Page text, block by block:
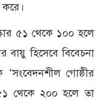
৫১ থেকে ১০০ হলে
বায়ু হিসেবে বিবেচনা
গোষ্ঠীর
থেকে ২০০ হলে তা